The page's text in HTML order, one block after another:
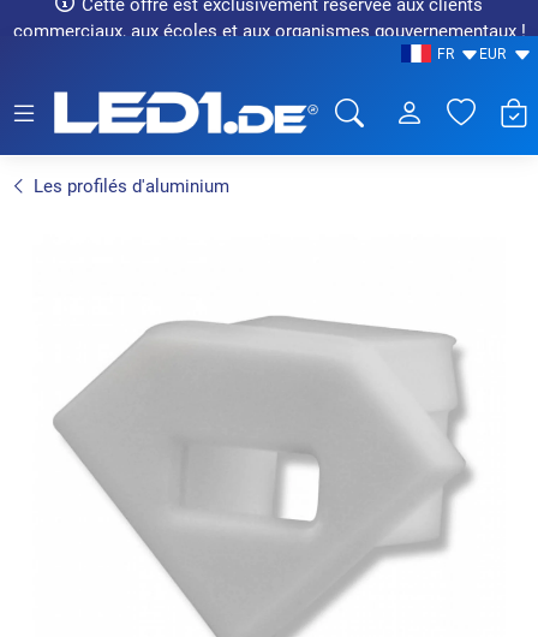
Cette offre est exclusivement réservée aux clients
commerciaux, aux écoles et aux organismes gouvernementaux !
FR EUR
Les profilés d'aluminium